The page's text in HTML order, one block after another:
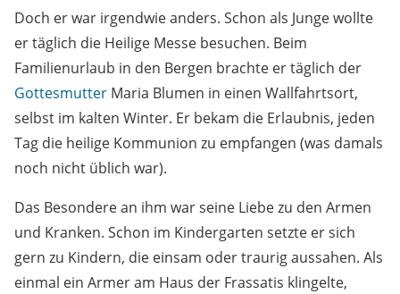
Doch er war irgendwie anders. Schon als Junge wollte
er täglich die Heilige Messe besuchen. Beim
Familienurlaub in den Bergen brachte er täglich der
Gottesmutter Maria Blumen in einen Wallfahrtsort,
selbst im kalten Winter. Er bekam die Erlaubnis, jeden
Tag die heilige Kommunion zu empfangen (was damals
noch nicht üblich war).
Das Besondere an ihm war seine Liebe zu den Armen
und Kranken. Schon im Kindergarten setzte er sich
gern zu Kindern, die einsam oder traurig aussahen. Als
einmal ein Armer am Haus der Frassatis klingelte,